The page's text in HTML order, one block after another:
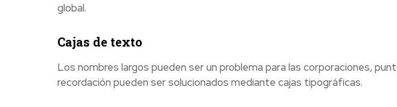
global.
Cajas de texto
Los nombres largos pueden ser un problema para las corporaciones,
recordación pueden ser solucionados mediante cajas tipográficas.